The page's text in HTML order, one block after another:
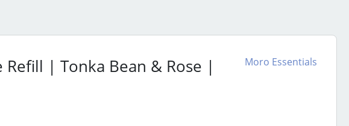
Refill | Tonka Bean & Rose |
Moro Essentials